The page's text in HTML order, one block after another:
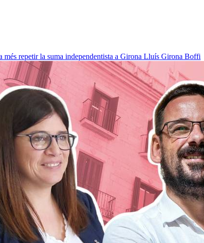
repetir la suma independentista a Girona Lluís Girona Boffi